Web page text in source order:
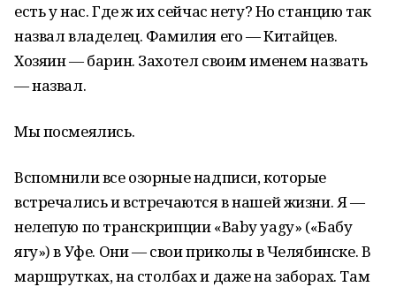
есть у нас. Где ж их сейчас нету? Но станцию так
назвал владелец. Фамилия его — Китайцев.
Хозяин — барин. Захотел своим именем назвать
— назвал.
Мы посмеялись.
Вспомнили все озорные надписи, которые
встречались и встречаются в нашей жизни. Я —
нелепую по транскрипции «Ваbуyаgу» («Бабу
ягу») в Уфе. Они — свои приколы в Челябинске. В
маршрутках, на столбах и даже на заборах. Там